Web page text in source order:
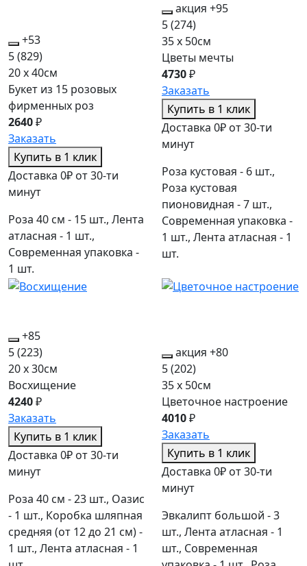
+53
5(829)
20 x 40см
Букет из 15 розовых
фирменных роз
2640₽
Заказать
Купить в 1 клик
Доставка 0₽ от 30-ти
минут
Роза 40 см - 15 шт., Лента
атласная - 1 шт.,
Современная упаковка -
1 шт.
акция +95
5(274)
35 x 50см
Цветы мечты
4730₽
Заказать
Купить в 1 клик
Доставка 0₽ от 30-ти
минут
Роза кустовая - 6 шт.,
Роза кустовая
пионовидная - 7 шт.,
Современная упаковка -
1 шт., Лента атласная - 1
шт.
+85
5(223)
20 x 30см
Восхищение
4240₽
Заказать
Купить в 1 клик
Доставка 0₽ от 30-ти
минут
Роза 40 см - 23 шт., Оазис
- 1 шт., Коробка шляпная
средняя (от 12 до 21 см) -
1 шт., Лента атласная - 1
акция +80
5(202)
35 x 50см
Цветочное настроение
4010₽
Заказать
Купить в 1 клик
Доставка 0₽ от 30-ти
минут
Эвкалипт большой - 3
шт., Лента атласная - 1
шт., Современная